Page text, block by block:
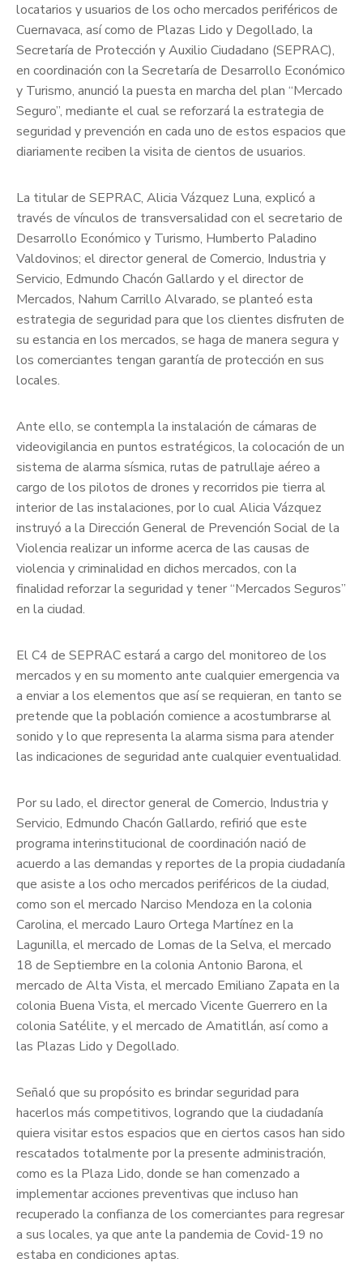
locatarios y usuarios de los ocho mercados periféricos de
Cuernavaca, así como de Plazas Lido y Degollado, la
Secretaría de Protección y Auxilio Ciudadano (SEPRAC),
en coordinación con la Secretaría de Desarrollo Económico
y Turismo, anunció la puesta en marcha del plan “Mercado
Seguro”, mediante el cual se reforzará la estrategia de
seguridad y prevención en cada uno de estos espacios que
diariamente reciben la visita de cientos de usuarios.
La titular de SEPRAC, Alicia Vázquez Luna, explicó a
través de vínculos de transversalidad con el secretario de
Desarrollo Económico y Turismo, Humberto Paladino
Valdovinos; el director general de Comercio, Industria y
Servicio, Edmundo Chacón Gallardo y el director de
Mercados, Nahum Carrillo Alvarado, se planteó esta
estrategia de seguridad para que los clientes disfruten de
su estancia en los mercados, se haga de manera segura y
los comerciantes tengan garantía de protección en sus
locales.
Ante ello, se contempla la instalación de cámaras de
videovigilancia en puntos estratégicos, la colocación de un
sistema de alarma sísmica, rutas de patrullaje aéreo a
cargo de los pilotos de drones y recorridos pie tierra al
interior de las instalaciones, por lo cual Alicia Vázquez
instruyó a la Dirección General de Prevención Social de la
Violencia realizar un informe acerca de las causas de
violencia y criminalidad en dichos mercados, con la
finalidad reforzar la seguridad y tener “Mercados Seguros”
en la ciudad.
El C4 de SEPRAC estará a cargo del monitoreo de los
mercados y en su momento ante cualquier emergencia va
a enviar a los elementos que así se requieran, en tanto se
pretende que la población comience a acostumbrarse al
sonido y lo que representa la alarma sisma para atender
las indicaciones de seguridad ante cualquier eventualidad.
Por su lado, el director general de Comercio, Industria y
Servicio, Edmundo Chacón Gallardo, refirió que este
programa interinstitucional de coordinación nació de
acuerdo a las demandas y reportes de la propia ciudadanía
que asiste a los ocho mercados periféricos de la ciudad,
como son el mercado Narciso Mendoza en la colonia
Carolina, el mercado Lauro Ortega Martínez en la
Lagunilla, el mercado de Lomas de la Selva, el mercado
18 de Septiembre en la colonia Antonio Barona, el
mercado de Alta Vista, el mercado Emiliano Zapata en la
colonia Buena Vista, el mercado Vicente Guerrero en la
colonia Satélite, y el mercado de Amatitlán, así como a
las Plazas Lido y Degollado.
Señaló que su propósito es brindar seguridad para
hacerlos más competitivos, logrando que la ciudadanía
quiera visitar estos espacios que en ciertos casos han sido
rescatados totalmente por la presente administración,
como es la Plaza Lido, donde se han comenzado a
implementar acciones preventivas que incluso han
recuperado la confianza de los comerciantes para regresar
a sus locales, ya que ante la pandemia de Covid-19 no
estaba en condiciones aptas.